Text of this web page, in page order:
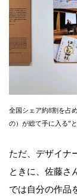
全国シェア約8割を占
の）が総て手に入る”
ただ、デザイナ
ときに、佐藤さ
では自分の作品